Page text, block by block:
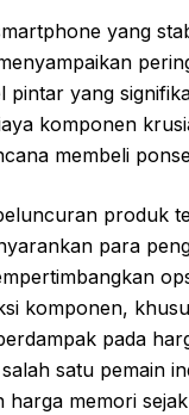
yang
pintar yang
komponen
membeli
produk
para
komponen,
pada
satu pemain
harga memori